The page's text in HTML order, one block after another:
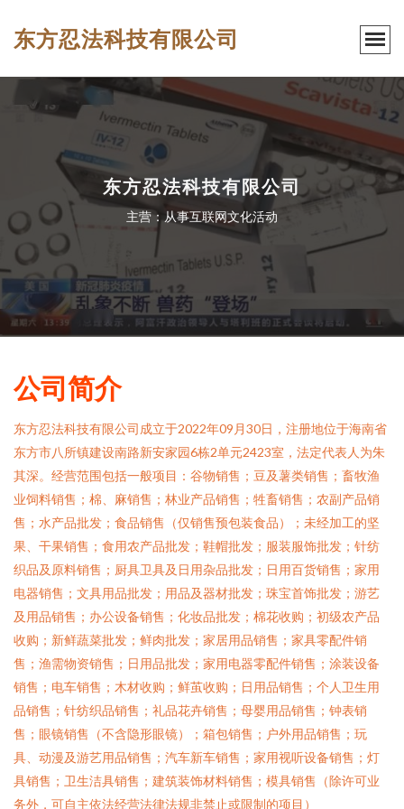
东方忍法科技有限公司
东方忍法科技有限公司
主营：从事互联网文化活动
公司简介
东方忍法科技有限公司成立于2022年09月30日，注册地位于海南省
东方市八所镇建设南路新安家园6栋2单元2423室，法定代表人为朱
其深。经营范围包括一般项目：谷物销售；豆及薯类销售；畜牧渔
业饲料销售；棉、麻销售；林业产品销售；牲畜销售；农副产品销
售；水产品批发；食品销售（仅销售预包装食品）；未经加工的坚
果、干果销售；食用农产品批发；鞋帽批发；服装服饰批发；针纺
织品及原料销售；厨具卫具及日用杂品批发；日用百货销售；家用
电器销售；文具用品批发；用品及器材批发；珠宝首饰批发；游艺
及用品销售；办公设备销售；化妆品批发；棉花收购；初级农产品
收购；新鲜蔬菜批发；鲜肉批发；家居用品销售；家具零配件销
售；渔需物资销售；日用品批发；家用电器零配件销售；涂装设备
销售；电车销售；木材收购；鲜茧收购；日用品销售；个人卫生用
品销售；针纺织品销售；礼品花卉销售；母婴用品销售；钟表销
售；眼镜销售（不含隐形眼镜）；箱包销售；户外用品销售；玩
具、动漫及游艺用品销售；汽车新车销售；家用视听设备销售；灯
具销售；卫生洁具销售；建筑装饰材料销售；模具销售（除许可业
务外，可自主依法经营法律法规非禁止或限制的项目）